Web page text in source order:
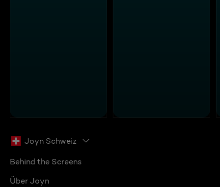
Joyn Schweiz
Behind the Screens
Über Joyn